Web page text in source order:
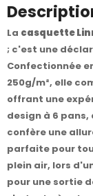
La casquette
; c'est une
Confectionnée
250g/m², elle
offrant une
design à 6 pans,
confère une
parfaite pour
plein air, lors
pour une sortie